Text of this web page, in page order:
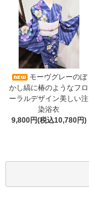
モーヴグレーのぼ
かし縞に椿のようなフロ
ーラルデザイン美しい注
染浴衣
9,800円(税込10,780円)